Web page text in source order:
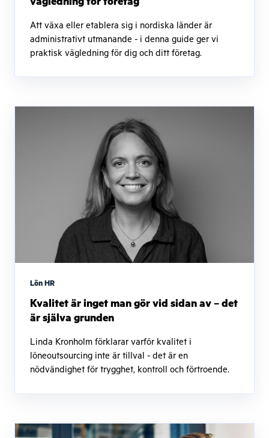
Att växa eller etablera sig i nordiska länder är
administrativt utmanande - i denna guide ger vi
praktisk vägledning för dig och ditt företag.
Lön HR
Kvalitet är inget man gör vid sidan av – det
är själva grunden
Linda Kronholm förklarar varför kvalitet i
löneoutsourcing inte är tillval - det är en
nödvändighet för trygghet, kontroll och förtroende.